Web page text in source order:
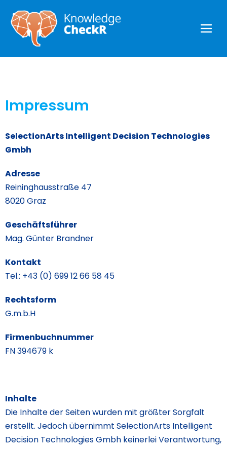
Impressum
SelectionArts Intelligent Decision Technologies
Gmbh
Adresse
Reininghausstraße 47
8020 Graz
Geschäftsführer
Mag. Günter Brandner
Kontakt
Tel.: +43 (0) 699 12 66 58 45
Rechtsform
G.m.b.H
Firmenbuchnummer
FN 394679 k
Inhalte
Die Inhalte der Seiten wurden mit größter Sorgfalt
erstellt. Jedoch übernimmt SelectionArts Intelligent
Decision Technologies Gmbh keinerlei Verantwortung,